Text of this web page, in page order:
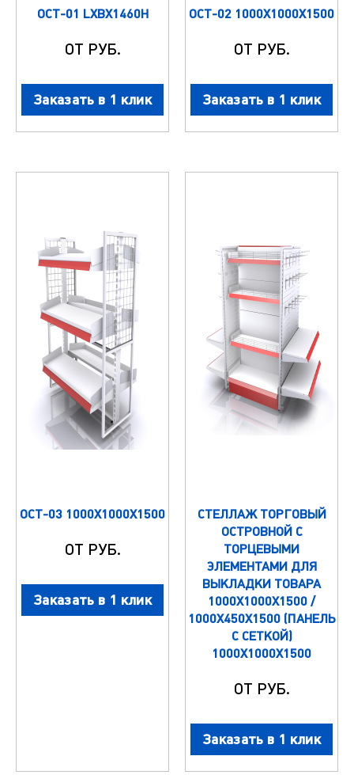
ОСТ-01 LXBX1460H
ОТ РУБ.
Заказать в 1 клик
ОСТ-02 1000X1000X1500
ОТ РУБ.
Заказать в 1 клик
ОСТ-03 1000X1000X1500
ОТ РУБ.
Заказать в 1 клик
СТЕЛЛАЖ ТОРГОВЫЙ
ОСТРОВНОЙ С
ТОРЦЕВЫМИ
ЭЛЕМЕНТАМИ ДЛЯ
ВЫКЛАДКИ ТОВАРА
1000Х1000Х1500 /
1000Х450Х1500 (ПАНЕЛЬ
С СЕТКОЙ)
1000X1000X1500
ОТ РУБ.
Заказать в 1 клик